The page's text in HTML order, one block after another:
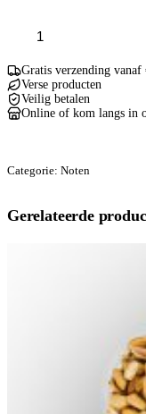
Pinda
200GR
aantal
Gratis verzending vanaf
Verse producten
Veilig betalen
Online of kom langs in
Categorie: Noten
Gerelateerde